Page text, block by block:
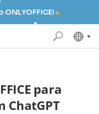
para
ChatGPT